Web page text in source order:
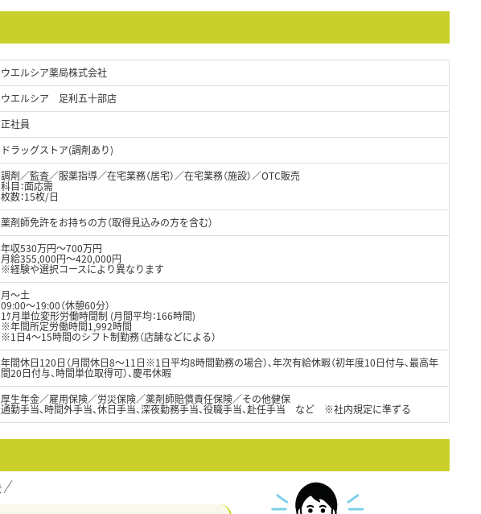
ウエルシア薬局株式会社
ウエルシア 足利五十部店
正社員
ドラッグストア(調剤あり)
調剤／監査／服薬指導／在宅業務（居宅）／在宅業務（施設）／OTC販売
科目：面応需
枚数：15枚/日
薬剤師免許をお持ちの方（取得見込みの方を含む）
年収530万円～700万円
月給355,000円～420,000円
※経験や選択コースにより異なります
月～土
09:00〜19:00（休憩60分）
1ｹ月単位変形労働時間制 (月間平均：166時間)
※年間所定労働時間1,992時間
※1日4～15時間のシフト制勤務（店舗などによる）
年間休日120日（月間休日8～11日※1日平均8時間勤務の場合）、年次有給休暇（初年度10日付与、最高年
間20日付与、時間単位取得可）、慶弔休暇
厚生年金／雇用保険／労災保険／薬剤師賠償責任保険／その他健保
通勤手当、時間外手当、休日手当、深夜勤務手当、役職手当、赴任手当 など ※社内規定に準ずる